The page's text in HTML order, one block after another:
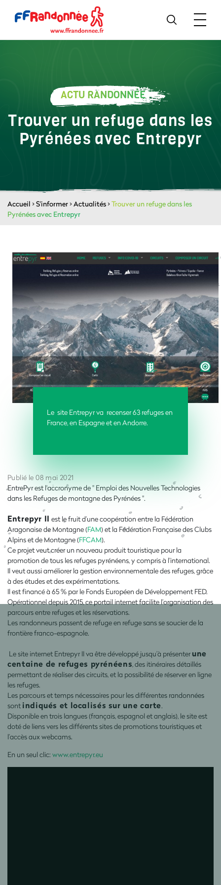
ACTU RANDONNÉE
Trouver un refuge dans les
Pyrénées avec Entrepyr
Accueil >S'informer>Actualités>Trouver un refuge dans les
Pyrénées avec Entrepyr
Le site Entrepyr va recenser 63 refuges en
France, en Espagne et en Andorre.
Publié le 08 mai 2021
EntrePyr est l'accronyme de " Emploi des Nouvelles Technologies
dans les Refuges de montagne des Pyrénées ".
Entrepyr II est le fruit d’une coopération entre la Fédération
Aragonaise de Montagne (FAM) et la Fédération Française des Clubs
Alpins et de Montagne (FFCAM).
Ce projet veut créer un nouveau produit touristique pour la
promotion de tous les refuges pyrénéens, y compris à l’international.
Il veut aussi améliorer la gestion environnementale des refuges, grâce
à des études et des expérimentations.
Il est financé à 65 % par le Fonds Européen de Développement FED.
Opérationnel depuis 2015, ce portail internet facilite l’organisation des
parcours entre refuges et les réservations.
Les randonneurs passent de refuge en refuge sans se soucier de la
frontière franco-espagnole.
Le site internet Entrepyr II va être développé jusqu’à présenter une
centaine de refuges pyrénéens, des itinéraires détaillés
permettant de réaliser des circuits, et la possibilité de réserver en ligne
les refuges.
Les parcours et temps nécessaires pour les différentes randonnées
sont indiqués et localisés sur une carte.
Disponible en trois langues (français, espagnol et anglais), le site est
doté de liens vers les différents sites de promotions touristiques et
l’accès aux webcams.
En un seul clic: www.entrepyr.eu